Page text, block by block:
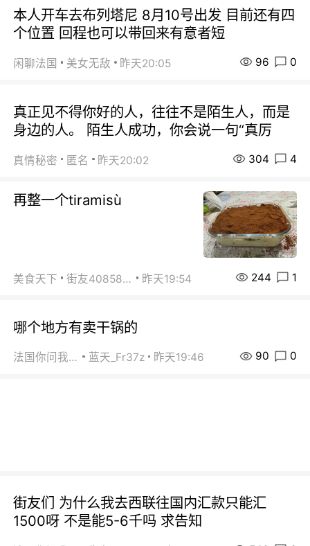
本人开车去布列塔尼 8月10号出发 目前还有四
个位置 回程也可以带回来有意者短
闲聊法国 美女无敌 昨天20:05 96 0
真正见不得你好的人，往往不是陌生人，而是
身边的人。 陌生人成功，你会说一句“真厉
真情秘密 匿名 昨天20:02 304 4
再整一个tiramisù
美食天下 街友40858442 昨天19:54 244 1
哪个地方有卖干锅的
法国你问我答 蓝天_Fr37z 昨天19:46 90 0
街友们 为什么我去西联往国内汇款只能汇
1500呀 不是能5-6千吗 求告知